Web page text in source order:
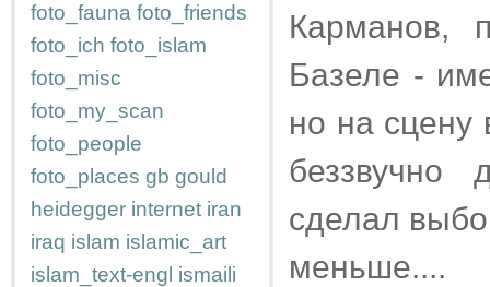
foto_fauna foto_friends
foto_ich foto_islam
foto_misc
foto_my_scan
foto_people
foto_places gb gould
heidegger internet iran
iraq islam islamic_art
islam_text-engl ismaili
Карманов,
Базеле -
но на сцену
беззвучно
сделал
меньше....